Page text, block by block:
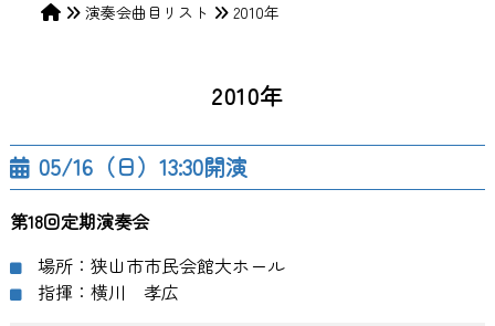
演奏会曲目リスト 2010年
2010年
05/16（日）13:30開演
第18回定期演奏会
場所：狭山市市民会館大ホール
指揮：横川 孝広